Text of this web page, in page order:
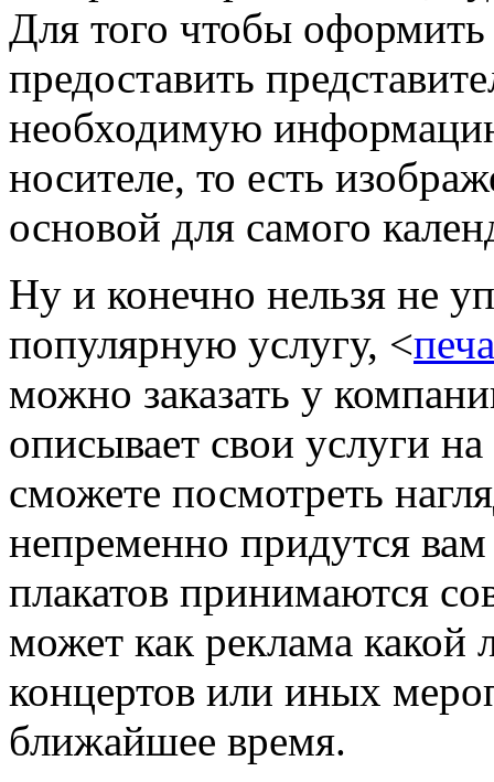
Для того чтобы
предоставить
необходимую
носителе, то есть
основой для самого
Ну и конечно нельзя не
популярную услугу, <
можно заказать у
описывает свои услуги
сможете посмотреть
непременно придутся вам
плакатов принимаются
может как реклама какой
концертов или иных
ближайшее время.